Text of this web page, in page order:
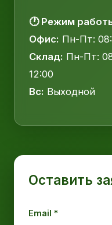
🕐 Режим
Офис: Пн-Пт:
Склад: Пн-Пт:
12:00
Вс: Выходной
Оставить
Email *